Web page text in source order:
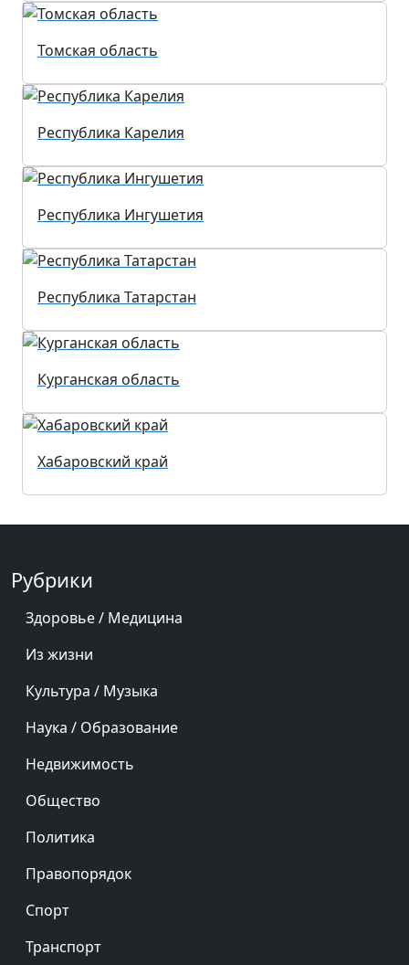
Томская область
Республика Карелия
Республика Ингушетия
Республика Татарстан
Курганская область
Хабаровский край
Рубрики
Здоровье / Медицина
Из жизни
Культура / Музыка
Наука / Образование
Недвижимость
Общество
Политика
Правопорядок
Спорт
Транспорт